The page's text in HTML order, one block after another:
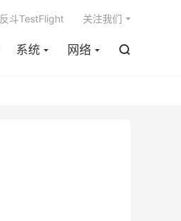
系统 网络 
反斗TestFlight 关注我们